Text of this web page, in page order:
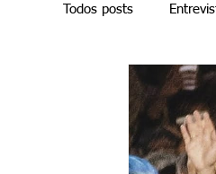
Todos posts